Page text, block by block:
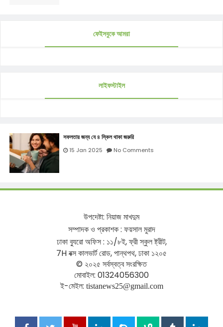
ফেইসবুকে আমরা
লাইফস্টাইল
সফলতার জন্য যে ৪ স্কিল থাকা জরুরি
15 Jan 2025 No Comments
উপদেষ্টা: নিয়াজমাখদুম
সম্পাদকও প্রকাশক: ফয়সালমুরাদ
ঢাকাব্যুরোঅফিস: ১১/৮ই,ফ্রীস্কুলষ্ট্রীট,
7Hবক্সকালভার্টরোড,পান্থপথ,ঢাকা ১২০৫
© ২০২৫ সর্বস্বত্বসংরক্ষিত
মোবাইল: 01324056300
ই-মেইল: tistanews25@gmail.com